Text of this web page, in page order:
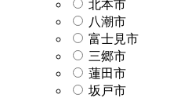
北本市
八潮市
富士見市
三郷市
蓮田市
坂戸市